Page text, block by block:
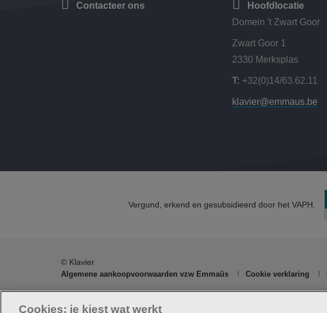
Contacteer ons
Hoofdlocatie
Domein 't Zwart Goor
Zwart Goor 1
2330 Merksplas
T: +32(0)14/63.62.11
klavier@emmaus.be
Vergund, erkend en gesubsidieerd door het VAPH.
© Klavier
Algemene aankoopvoorwaarden vzw Emmaüs Cookie verklaring
Cookies: je kiest wat werkt